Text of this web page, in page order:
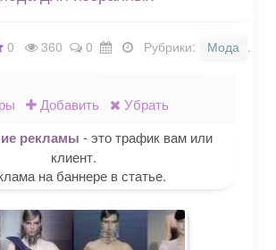
0 360 0 Рубрики: Мода .
Добавить Убрать
рекламы - это трафик вам или
клиент.
на баннере в статье.